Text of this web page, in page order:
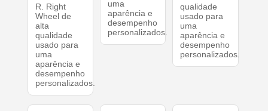
R. Right
Wheel de
alta
qualidade
usado para
uma
aparência e
desempenho
personalizados.
uma
aparência e
desempenho
personalizados.
qualidade
usado para
uma
aparência e
desempenho
personalizados.